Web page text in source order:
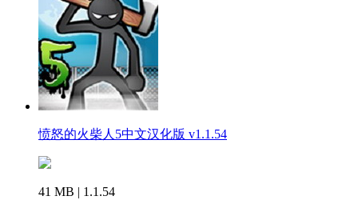
愤怒的火柴人5中文汉化版 v1.1.54
41 MB | 1.1.54